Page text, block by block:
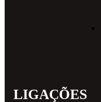
LIGAÇÕES